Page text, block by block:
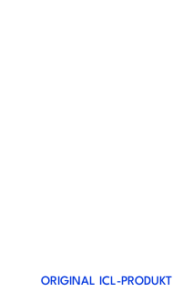
ORIGINAL ICL-PRODUKT